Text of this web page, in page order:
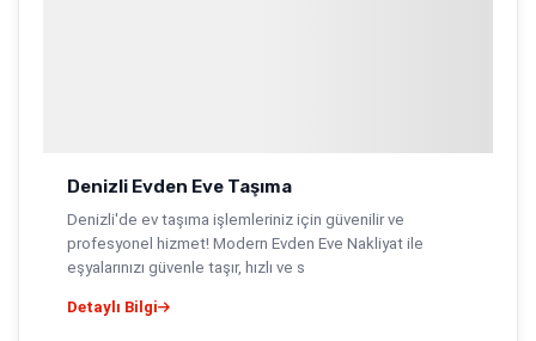
Denizli Evden Eve Taşıma
Denizli'de ev taşıma işlemleriniz için güvenilir ve
profesyonel hizmet! Modern Evden Eve Nakliyat ile
eşyalarınızı güvenle taşır, hızlı ve s
Detaylı Bilgi